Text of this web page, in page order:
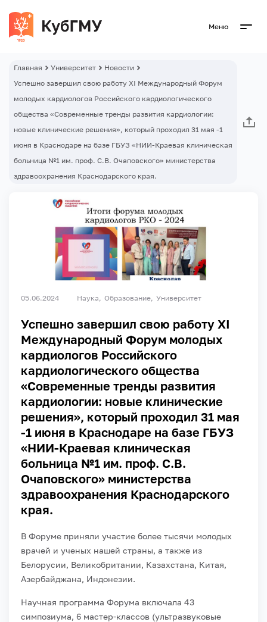
Меню
Главная Университет
Новости
Успешно завершил свою работу XI Международный Форум
молодых кардиологов Российского кардиологического
общества «Современные тренды развития кардиологии:
новые клинические решения», который проходил 31 мая -1
июня в Краснодаре на базе ГБУЗ «НИИ-Краевая клиническая
больница №1 им. проф. С.В. Очаповского» министерства
здравоохранения Краснодарского края.
05.06.2024 Наука Образование Университет
Успешно завершил свою работу XI
Международный Форум молодых
кардиологов Российского
кардиологического общества
«Современные тренды развития
кардиологии: новые клинические
решения», который проходил 31 мая
-1 июня в Краснодаре на базе ГБУЗ
«НИИ-Краевая клиническая
больница №1 им. проф. С.В.
Очаповского» министерства
здравоохранения Краснодарского
края.
В Форуме приняли участие более тысячи молодых
врачей и ученых нашей страны, а также из
Белорусии, Великобритании, Казахстана, Китая,
Азербайджана, Индонезии.
Научная программа Форума включала 43
симпозиума, 6 мастер-классов (ультразвуковые